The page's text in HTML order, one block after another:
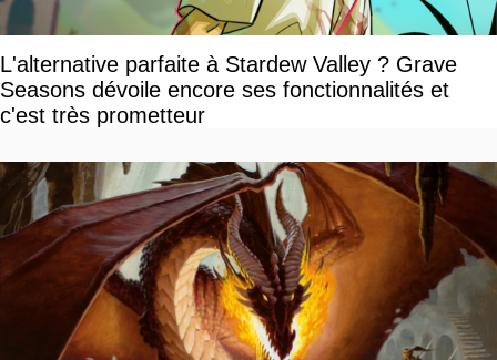
L'alternative parfaite à Stardew Valley ? Grave
Seasons dévoile encore ses fonctionnalités et
c'est très prometteur